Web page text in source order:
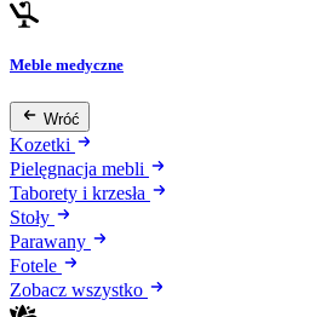
Meble medyczne
Wróć
Kozetki
Pielęgnacja mebli
Taborety i krzesła
Stoły
Parawany
Fotele
Zobacz wszystko